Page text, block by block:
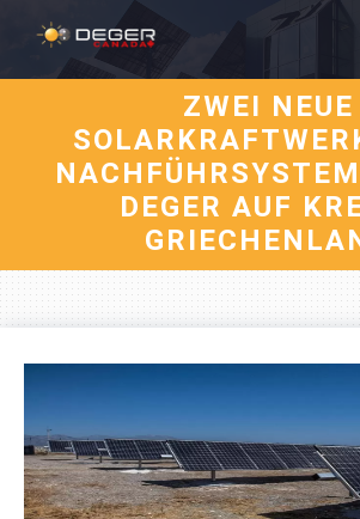
ZWEI NEUE
DEGER AUF